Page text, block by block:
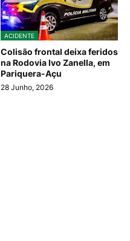
ACIDENTE
Colisão frontal deixa feridos
na Rodovia Ivo Zanella, em
Pariquera-Açu
28 Junho, 2026